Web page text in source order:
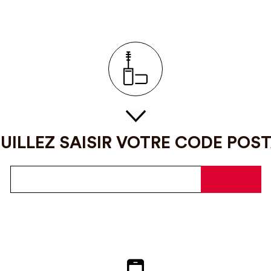
SAISIR VOTRE CODE